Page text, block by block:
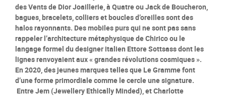
des Vents de Dior Joaillerie, à Quatre ou Jack de Boucheron,
bagues, bracelets, colliers et boucles d’oreilles sont des
halos rayonnants. Des mobiles purs qui ne sont pas sans
rappeler l’architecture métaphysique de Chirico ou le
langage formel du designer italien Ettore Sottsass dont les
lignes renvoyaient aux « grandes révolutions cosmiques ».
En 2020, des jeunes marques telles que Le Gramme font
d’une forme primordiale comme le cercle une signature.
Entre Jem (Jewellery Ethically Minded), et Charlotte